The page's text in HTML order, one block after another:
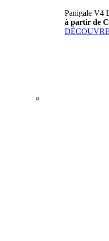
Panigale V4
à partir de